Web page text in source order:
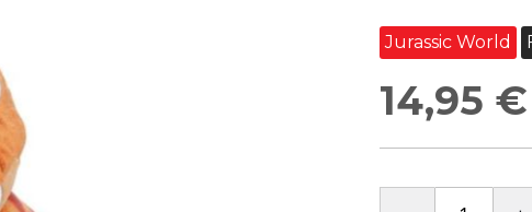
Jurassic World
14,95 €
Galeria
imagens